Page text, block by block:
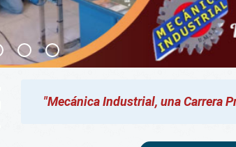
"Mecánica Industrial, una Carrera